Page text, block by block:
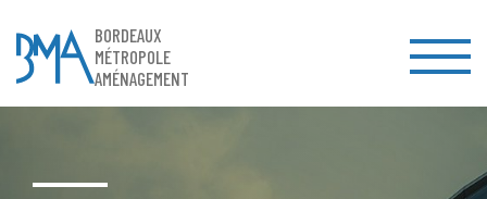
BORDEAUX
MÉTROPOLE
AMÉNAGEMENT